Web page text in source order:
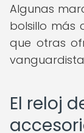
Algunas
bolsillo más
que otras
El reloj